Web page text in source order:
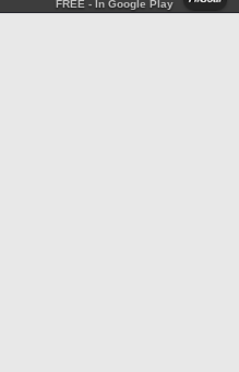
FREE - In Google Play